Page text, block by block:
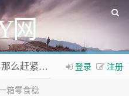
网
登录 注册
如果您觉得本站非常有看点，那么赶紧使用Ctrl+D 收藏爱TY网吧
网
箱零食稳